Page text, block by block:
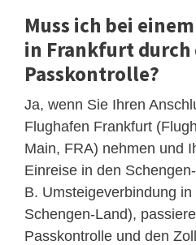
Muss ich bei
in Frankfurt durch
Passkontrolle?
Ja, wenn Sie Ihren
Flughafen Frankfurt
Main, FRA) nehmen und
Einreise in den
B. Umsteigeverbindung
Schengen-Land),
Passkontrolle und den